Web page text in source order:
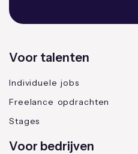
Voor talenten
Individuele jobs
Freelance opdrachten
Stages
Voor bedrijven